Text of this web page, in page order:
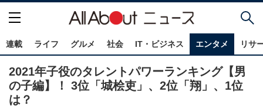
連載 ライフ グルメ 社会 IT・ビジネス エンタメ リサ
2021年子役のタレントパワーランキング【男
の子編】！ 3位「城桧吏」、2位「翔」、1位
は？